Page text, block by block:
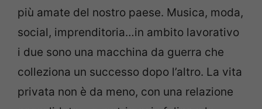
più amate del nostro paese. Musica, moda,
social, imprenditoria…in ambito lavorativo
i due sono una macchina da guerra che
colleziona un successo dopo l’altro. La vita
privata non è da meno, con una relazione